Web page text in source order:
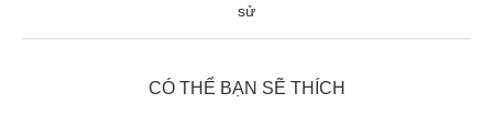
sử
CÓ THỂ BẠN SẼ THÍCH